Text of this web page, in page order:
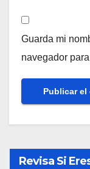
Guarda mi
navegador
Revisa Si